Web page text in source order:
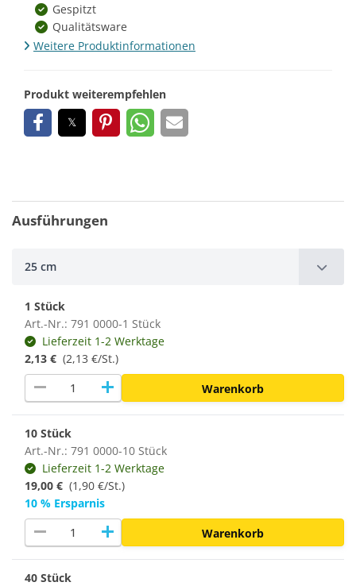
Gespitzt
Qualitätsware
Weitere Produktinformationen
Produkt weiterempfehlen
Ausführungen
25 cm
1 Stück
Art.-Nr.: 791 0000-1 Stück
Lieferzeit 1-2 Werktage
2,13 € (2,13 €/St.)
remove add Warenkorb
10 Stück
Art.-Nr.: 791 0000-10 Stück
Lieferzeit 1-2 Werktage
19,00 € (1,90 €/St.)
10 % Ersparnis
remove add Warenkorb
40 Stück